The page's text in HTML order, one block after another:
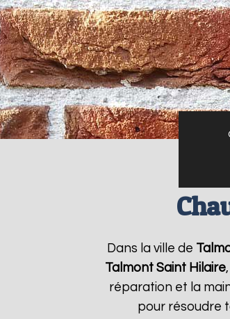
Dans la ville de
Talmont Saint Hilaire
réparation et la
pour résoudre